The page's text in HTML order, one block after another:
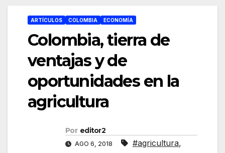
ARTÍCULOS COLOMBIA ECONOMÍA
Colombia, tierra de
ventajas y de
oportunidades en la
agricultura
Por editor2
AGO 6, 2018 #agricultura,